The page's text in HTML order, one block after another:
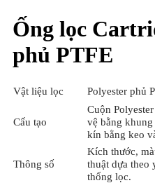
Ống lọc
phủ PTFE
Vật liệu lọc Polyester phủ
Cấu tạo
Cuộn
vệ bằng
kín bằng keo
Thông số
Kích thước,
thuật dựa theo
thống lọc.